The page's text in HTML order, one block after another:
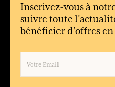
Inscrivez-vous à
suivre toute
bénéficier d’offres